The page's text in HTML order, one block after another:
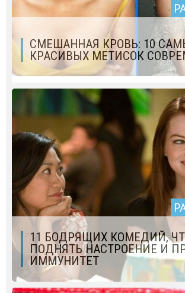
СМЕШАННАЯ КРОВЬ: 10
КРАСИВЫХ МЕТИСОК
11 БОДРЯЩИХ КОМЕДИЙ,
ПОДНЯТЬ НАСТРОЕНИЕ И
ИММУНИТЕТ